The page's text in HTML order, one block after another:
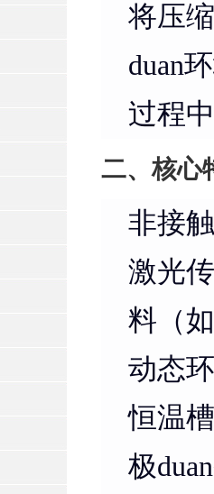
将压
duan
过程
二、核心
非接
激光
料（
动态
恒温
极